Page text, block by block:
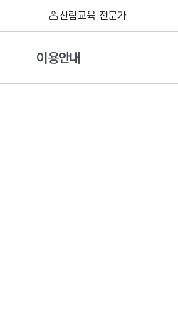
산림교육 전문가
이용안내